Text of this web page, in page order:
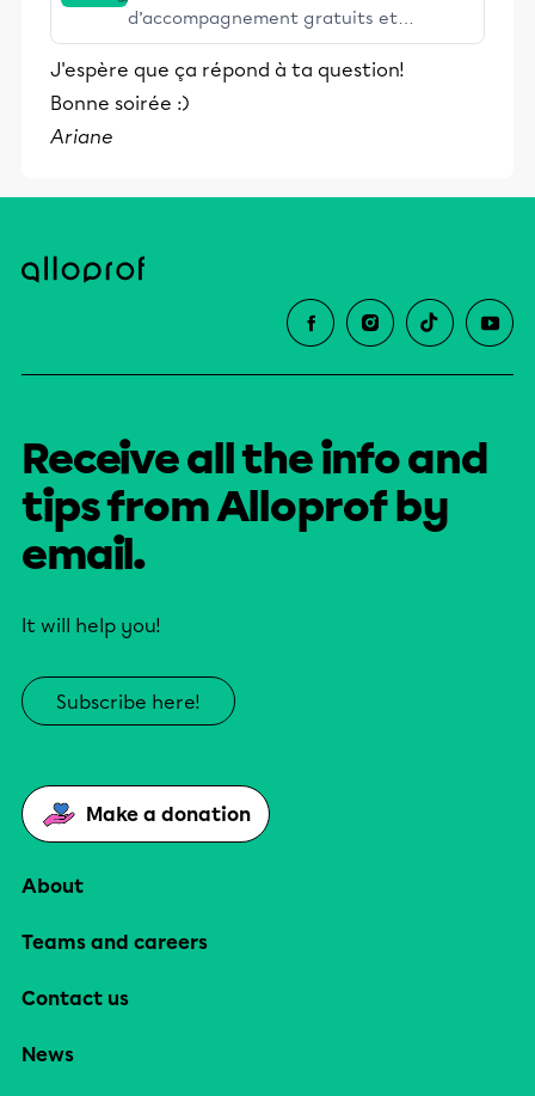
d’accompagnement gratuits et
stimulants, Alloprof engage les élèves
et leurs parents dans la réussite
éducative.
J'espère que ça répond à ta question!
Bonne soirée :)
Ariane
Receive all the info and
tips from Alloprof by
email.
It will help you!
Subscribe here!
Make a donation
About
Teams and careers
Contact us
News